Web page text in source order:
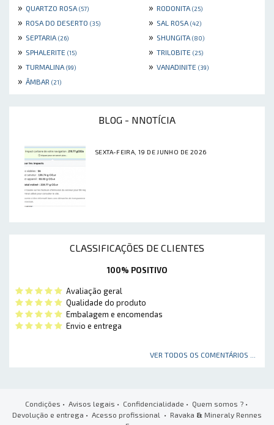
» QUARTZO ROSA (57) » RODONITA (25)
» ROSA DO DESERTO (35) » SAL ROSA (42)
» SEPTARIA (26) » SHUNGITA (80)
» SPHALERITE (15) » TRILOBITE (25)
» TURMALINA (99) » VANADINITE (39)
» ÂMBAR (21)
BLOG - NNOTÍCIA
SEXTA-FEIRA, 19 DE JUNHO DE 2026
CLASSIFICAÇÕES DE CLIENTES
100% POSITIVO
Avaliação geral
Qualidade do produto
Embalagem e encomendas
Envio e entrega
VER TODOS OS COMENTÁRIOS ...
Condições • Avisos legais • Confidencialidade • Quem somos ?•
Devolução e entrega • Acesso profissional • Ravaka & Mineraly Rennes